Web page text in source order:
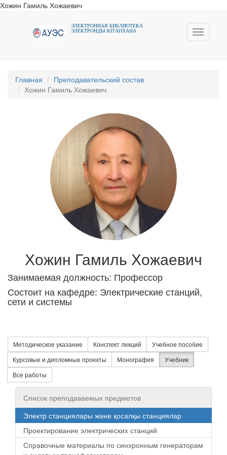
Хожин Гамиль Хожаевич
Toggle
ЭЛЕКТРОННАЯ БИБЛИОТЕКА
ЭЛЕКТРОНДЫ КIТАПХАНА
Главная
Преподавательский состав
Хожин Гамиль Хожаевич
Хожин Гамиль Хожаевич
Занимаемая должность: Профессор
Состоит на кафедре: Электрические станций,
сети и системы
Методическое указание Конспект лекций
Учебное пособие
Курсовые и дипломные проекты
Монография
Учебник
Все работы
Список преподаваемых предметов
Электр станциялары және қосалқы станциялар
Проектирование электрических станций
Справочные материалы по синхронным генераторам